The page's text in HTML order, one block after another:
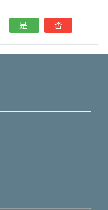
是 否